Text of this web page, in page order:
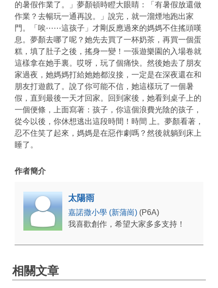
的暑假作業了。」夢顏頓時瞪大眼睛：「有暑假放還做
作業？去暢玩一通再說。」說完，就一溜煙地跑出家
門。「唉⋯⋯這孩子」才剛反應過來的媽媽不住搖頭嘆
息。夢顏去哪了呢？她先去買了一杯奶茶，再買一個蛋
糕，填了肚子之後，搖身一變！一張遊樂園的入場卷就
這樣拿在她手裏。哎呀，玩了個痛快。然後她去了朋友
家過夜，她媽媽打給她她都沒接，一定是在深夜還在和
朋友打遊戲了。說了你可能不信，她這樣玩了一個暑
假，直到最後一天才回家。回到家後，她看到桌子上的
一個便條，上面寫著：孩子，你這個浪費光陰的孩子，
從今以後，你休想逃出這段時間！時間 上。夢顏看著，
忍不住笑了起來，媽媽是在惡作劇嗎？然後就躺到床上
睡了。
作者簡介
太陽雨
嘉諾撒小學 (新蒲崗) (P6A)
我喜歡創作，希望大家多多支持！
相關文章